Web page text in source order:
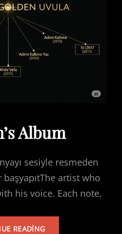
Album
sesiyle resmeden
başyapıtThe artist who
his voice. Each note,
READINGTARKAN’S